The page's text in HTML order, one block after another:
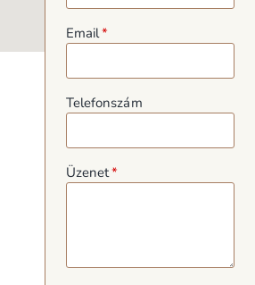
Email
Telefonszám
Üzenet